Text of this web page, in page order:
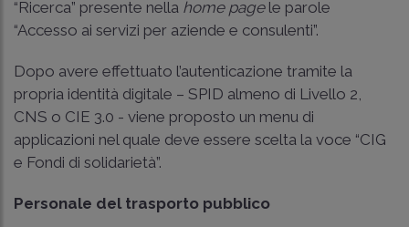
“Ricerca” presente nella home page le parole
“Accesso ai servizi per aziende e consulenti”.
Dopo avere effettuato l’autenticazione tramite la
propria identità digitale – SPID almeno di Livello 2,
CNS o CIE 3.0 - viene proposto un menu di
applicazioni nel quale deve essere scelta la voce “CIG
e Fondi di solidarietà”.
Personale del trasporto pubblico